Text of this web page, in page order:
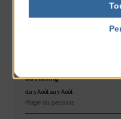
Stretching
du 3 Août au 7 Août
Plage du passous